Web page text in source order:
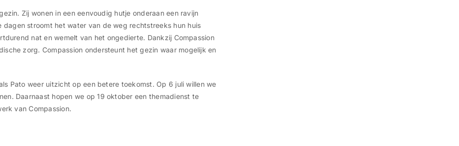
Zij wonen in een eenvoudig hutje onderaan een ravijn
stroomt het water van de weg rechtstreeks hun huis
nat en wemelt van het ongedierte. Dankzij Compassion
zorg. Compassion ondersteunt het gezin waar mogelijk en
Pato weer uitzicht op een betere toekomst. Op 6 juli willen we
Daarnaast hopen we op 19 oktober een themadienst te
van Compassion.